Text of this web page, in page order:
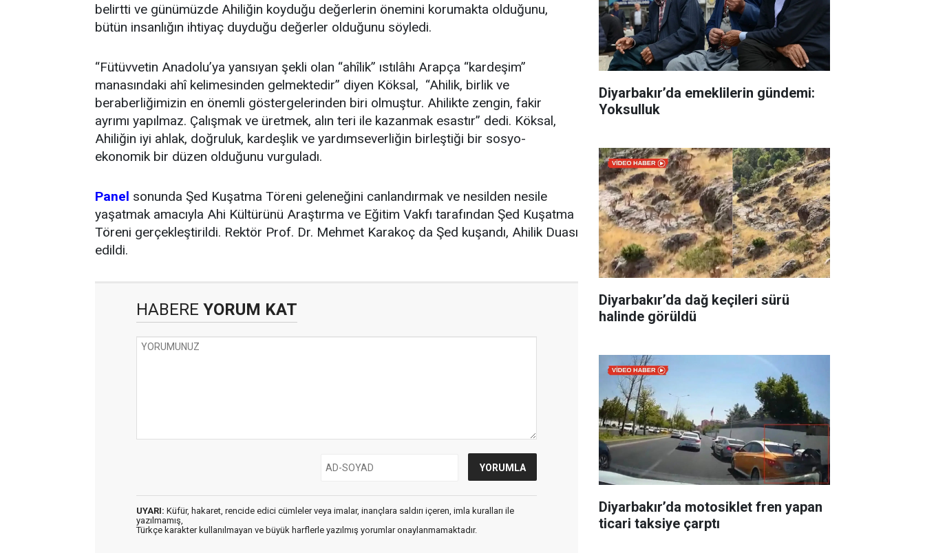
belirtti ve günümüzde Ahiliğin koyduğu değerlerin önemini korumakta olduğunu,
bütün insanlığın ihtiyaç duyduğu değerler olduğunu söyledi.
“Fütüvvetin Anadolu’ya yansıyan şekli olan “ahîlik” ıstılâhı Arapça “kardeşim”
manasındaki ahî kelimesinden gelmektedir” diyen Köksal, “Ahilik, birlik ve
beraberliğimizin en önemli göstergelerinden biri olmuştur. Ahilikte zengin, fakir
ayrımı yapılmaz. Çalışmak ve üretmek, alın teri ile kazanmak esastır” dedi. Köksal,
Ahiliğin iyi ahlak, doğruluk, kardeşlik ve yardımseverliğin birleştiği bir sosyo-
ekonomik bir düzen olduğunu vurguladı.
Panel sonunda Şed Kuşatma Töreni geleneğini canlandırmak ve nesilden nesile
yaşatmak amacıyla Ahi Kültürünü Araştırma ve Eğitim Vakfı tarafından Şed Kuşatma
Töreni gerçekleştirildi. Rektör Prof. Dr. Mehmet Karakoç da Şed kuşandı, Ahilik Duası
edildi.
HABERE YORUM KAT
UYARI: Küfür, hakaret, rencide edici cümleler veya imalar, inançlara saldırı içeren, imla kuralları ile
yazılmamış,
Türkçe karakter kullanılmayan ve büyük harflerle yazılmış yorumlar onaylanmamaktadır.
Diyarbakır’da emeklilerin gündemi:
Yoksulluk
Diyarbakır’da dağ keçileri sürü
halinde görüldü
Diyarbakır’da motosiklet fren yapan
ticari taksiye çarptı